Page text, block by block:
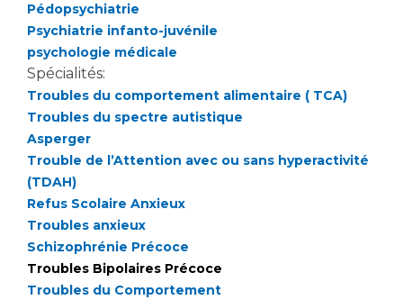
Cancer
Médecine nucléaire
Maladies rares
Maternité Hôpital Nord
Les pôles d'activité médicale
Anatomie et Cytologie Pathologiques
Adresser un examen au Laboratoire d'Infectiologie
Centres de référence Maladies Rares
Plateforme d'Expertise Maladies Rares
Presse / Multimédia
Communiqués de presse
Dossiers de presse
Médiathèque
Pédopsychiatrie
Psychiatrie infanto-juvénile
psychologie médicale
Spécialités:
Troubles du comportement alimentaire ( TCA)
Troubles du spectre autistique
Asperger
Trouble de l’Attention avec ou sans hyperactivité
(TDAH)
Refus Scolaire Anxieux
Troubles anxieux
Schizophrénie Précoce
Troubles Bipolaires Précoce
Troubles du Comportement